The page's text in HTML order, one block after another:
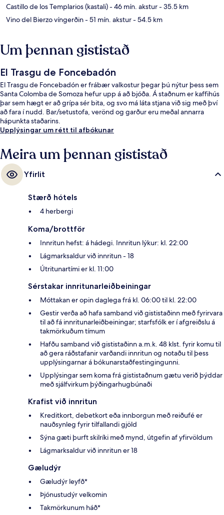
Castillo de los Templarios (kastali)- 46 mín. akstur- 35.5 km
Vino del Bierzo víngerðin- 51 mín. akstur- 54.5 km
Um þennan gististað
El Trasgu de Foncebadón
El Trasgu de Foncebadón er frábær valkostur þegar þú nýtur þess sem
Santa Colomba de Somoza hefur upp á að bjóða. Á staðnum er kaffihús
þar sem hægt er að grípa sér bita, og svo má láta stjana við sig með því
að fara í nudd. Bar/setustofa, verönd og garður eru meðal annarra
hápunkta staðarins.
Upplýsingar um rétt til afbókunar
Meira um þennan gististað
Yfirlit
Stærð hótels
4 herbergi
Koma/brottför
Innritun hefst: á hádegi. Innritun lýkur: kl. 22:00
Lágmarksaldur við innritun - 18
Útritunartími er kl. 11:00
Sérstakar innritunarleiðbeiningar
Móttakan er opin daglega frá kl. 06:00 til kl. 22:00
Gestir verða að hafa samband við gististaðinn með fyrirvara
til að fá innritunarleiðbeiningar; starfsfólk er í afgreiðslu á
takmörkuðum tímum
Hafðu samband við gististaðinn a.m.k. 48 klst. fyrir komu til
að gera ráðstafanir varðandi innritun og notaðu til þess
upplýsingarnar á bókunarstaðfestingingunni.
Upplýsingar sem koma frá gististaðnum gætu verið þýddar
með sjálfvirkum þýðingarhugbúnaði
Krafist við innritun
Kreditkort, debetkort eða innborgun með reiðufé er
nauðsynleg fyrir tilfallandi gjöld
Sýna gæti þurft skilríki með mynd, útgefin af yfirvöldum
Lágmarksaldur við innritun er 18
Gæludýr
Gæludýr leyfð*
Þjónustudýr velkomin
Takmörkunum háð*